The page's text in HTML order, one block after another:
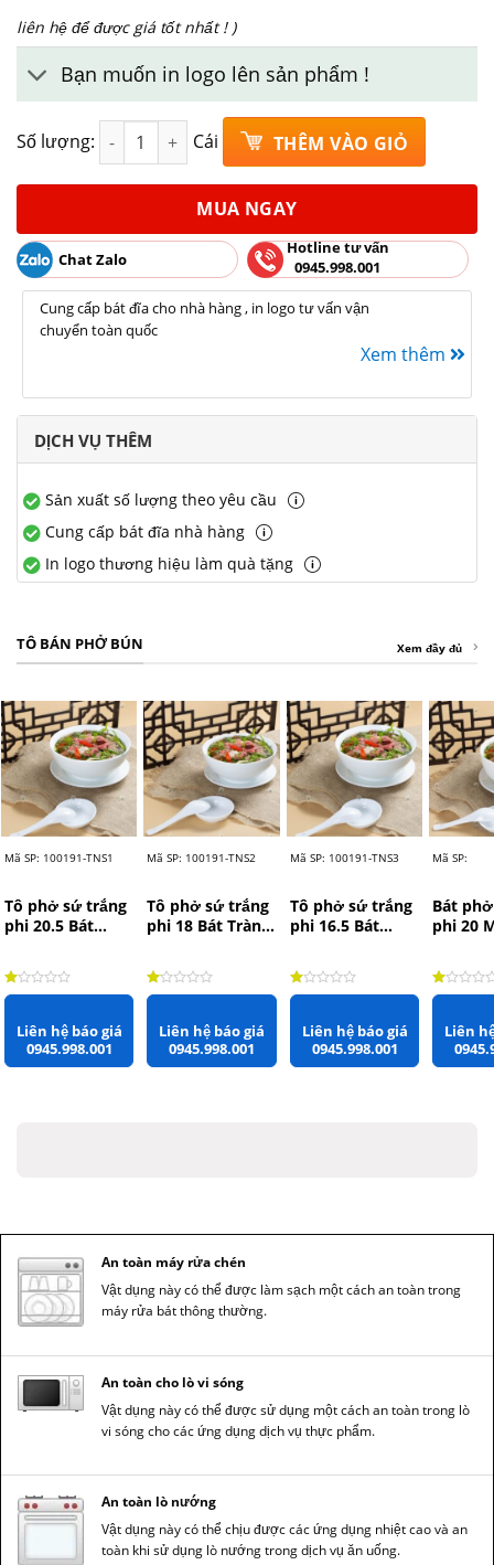
liên hệ để được giá tốt nhất ! )
Bạn muốn in logo lên sản phẩm !
Số lượng: Bát phở sâu lòng phi 18 men lục bảo Bát Tràng
Cái THÊM VÀO GIỎ
MUA NGAY
Chat Zalo
Hotline tư vấn
0945.998.001
Cung cấp bát đĩa cho nhà hàng , in logo tư vấn vận
chuyển toàn quốc
Xem thêm
DỊCH VỤ THÊM
Sản xuất số lượng theo yêu cầu
Cung cấp bát đĩa nhà hàng
In logo thương hiệu làm quà tặng
TÔ BÁN PHỞ BÚN Xem đầy đủ
Mã SP: 100191-TNS1
Tô phở sứ trắng
phi 20.5 Bát
20.5cm x 9cm
Được xếp hạng1.005 sao
Liên hệ báo giá
0945.998.001
Mã SP: 100191-TNS2
Tô phở sứ trắng
phi 18 Bát Tràng
7cm
Được xếp hạng1.005 sao
Liên hệ báo giá
0945.998.001
Mã SP: 100191-TNS3
Tô phở sứ trắng
phi 16.5 Bát
16.5cm x 7cm
Được xếp hạng1.005 sao
Liên hệ báo giá
0945.998.001
Mã SP:
Bát
phi 20
x 9.5cm
Được xếp
Liên
An toàn máy rửa chén
Vật dụng này có thể được làm sạch một cách an toàn trong
máy rửa bát thông thường.
An toàn cho lò vi sóng
Vật dụng này có thể được sử dụng một cách an toàn trong lò
vi sóng cho các ứng dụng dịch vụ thực phẩm.
An toàn lò nướng
Vật dụng này có thể chịu được các ứng dụng nhiệt cao và an
toàn khi sử dụng lò nướng trong dịch vụ ăn uống.